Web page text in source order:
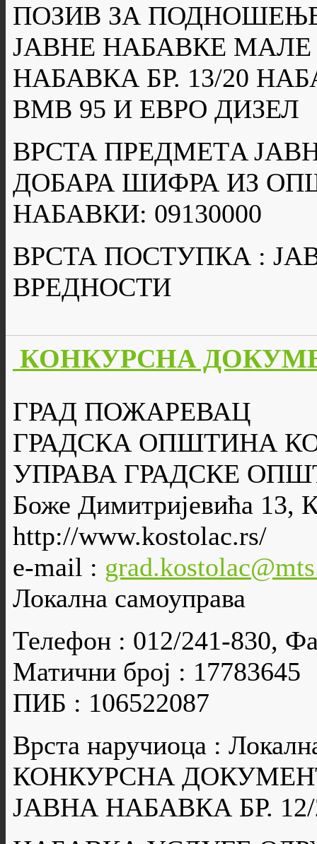
ПОЗИВ ЗА
ЈАВНЕ НАБАВКЕ
НАБАВКА БР. 13/20
BMB 95 И ЕВРО ДИЗЕЛ
ВРСТА ПРЕДМЕТA
ДОБАРА ШИФРА ИЗ
НАБАВКИ: 09130000
ВРСТА ПОСТУПКА :
ВРЕДНОСТИ
КОНКУРСНА
ГРАД ПОЖАРЕВАЦ
ГРАДСКА ОПШТИНА
УПРАВА ГРАДСКЕ
Боже Димитријевића 13,
http://www.kostolac.rs/
e-mail :
Локална самоуправа
Телефон : 012/241-830,
Матични број : 17783645
ПИБ : 106522087
Врста наручиоца :
КОНКУРСНА
ЈАВНА НАБАВКА БР. 12/